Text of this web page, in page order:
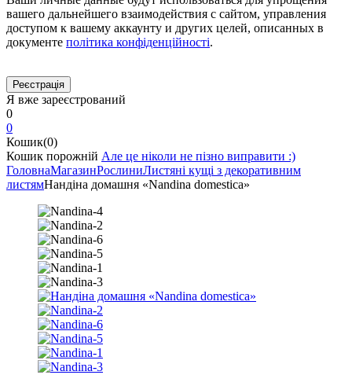
вашего дальнейшего взаимодействия с сайтом, управления
доступом к вашему аккаунту и других целей, описанных в
документе політика конфіденційності.
Я вже зареєстрований
0
0
Кошик(0)
Кошик порожній Але це ніколи не пізно виправити :)
ГоловнаМагазинРослиниЛистяні кущі з декоративним
листямНандіна домашня «Nandina domestica»